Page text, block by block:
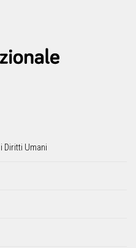
Diritti Umani